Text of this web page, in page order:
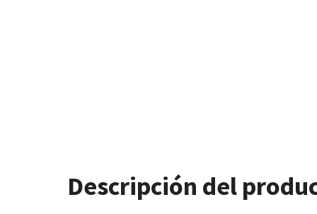
Descripción del